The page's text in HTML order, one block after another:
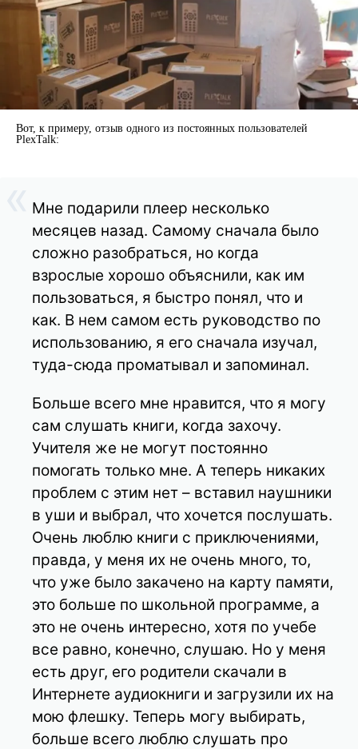
Вот, к примеру, отзыв одного из постоянных пользователей
PlexTalk:
Мне подарили плеер несколько
месяцев назад. Самому сначала было
сложно разобраться, но когда
взрослые хорошо объяснили, как им
пользоваться, я быстро понял, что и
как. В нем самом есть руководство по
использованию, я его сначала изучал,
туда-сюда проматывал и запоминал.
Больше всего мне нравится, что я могу
сам слушать книги, когда захочу.
Учителя же не могут постоянно
помогать только мне. А теперь никаких
проблем с этим нет – вставил наушники
в уши и выбрал, что хочется послушать.
Очень люблю книги с приключениями,
правда, у меня их не очень много, то,
что уже было закачено на карту памяти,
это больше по школьной программе, а
это не очень интересно, хотя по учебе
все равно, конечно, слушаю. Но у меня
есть друг, его родители скачали в
Интернете аудиокниги и загрузили их на
мою флешку. Теперь могу выбирать,
больше всего люблю слушать про